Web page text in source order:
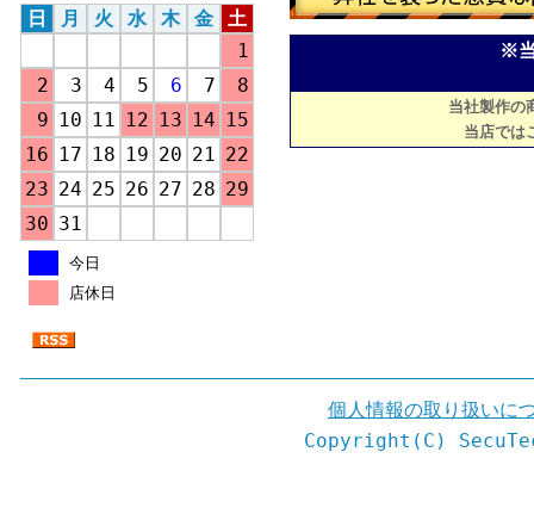
日
月 火 水 木 金
土
1
2
3 4 5 6 7
8
9 10 11 12 13 14 15
16 17 18 19 20 21 22
23 24 25 26 27 28 29
30 31
今日
店休日
※
当社製作の
当店では
個人情報の取り扱いに
Copyright(C)